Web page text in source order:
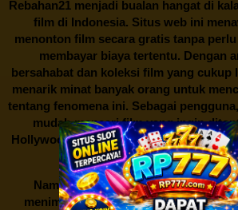
Rebahan21menjadi bualan hangat di
film di Indonesia. Situs web ini
menonton film secara gratis tanpa
membayar biaya tertentu. Dengan
bersahabat dan koleksi film yang cukup
menarik minat banyak orang untuk
tentang fenomena ini. Sebagai
mudah mencari film yang ingin
Hollywood terbaru, drama Korea yang
produksi film lokal dengan
Namun, seperti halnya cerita manis,
menimbulkan kontroversi di industri